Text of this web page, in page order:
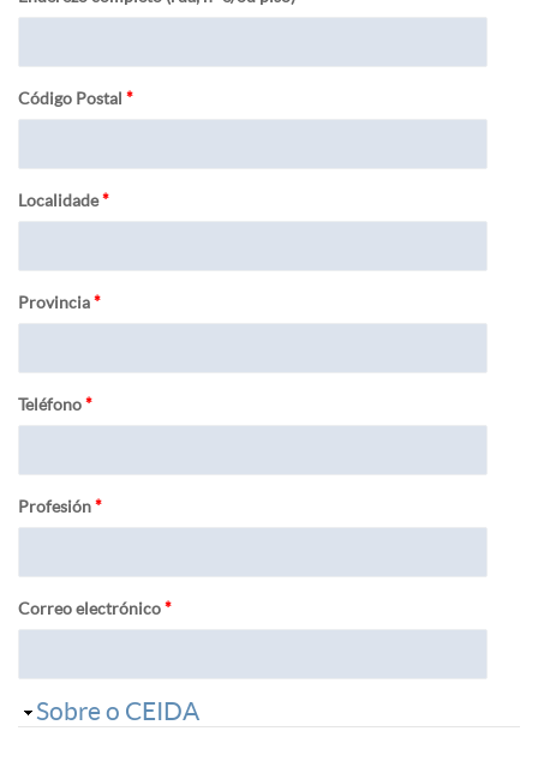
Código Postal *
Localidade*
Provincia*
Teléfono*
Profesión*
Correo electrónico*
Ocultar
Sobre o CEIDA